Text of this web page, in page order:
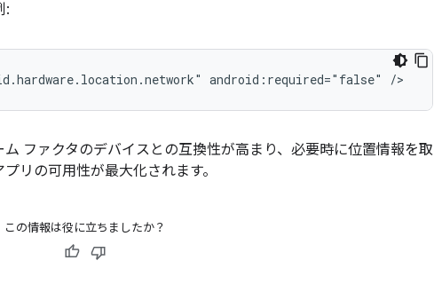
:
android:required="false"
ファクタのデバイスとの互換性が高まり、必要時に位置情報を取
リの可用性が最大化されます。
この情報は役に立ちましたか？